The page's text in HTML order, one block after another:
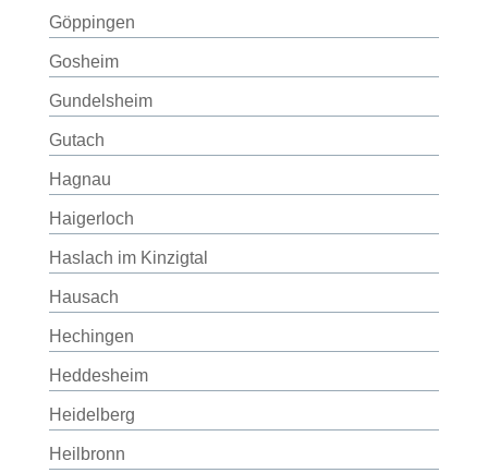
Göppingen
Gosheim
Gundelsheim
Gutach
Hagnau
Haigerloch
Haslach im Kinzigtal
Hausach
Hechingen
Heddesheim
Heidelberg
Heilbronn